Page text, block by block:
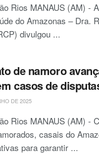
Rios MANAUS (AM) -
do Amazonas – Dra.
divulgou ...
de namoro
casos de
DE 2025
Rios MANAUS (AM) -
casais do
para garantir ...